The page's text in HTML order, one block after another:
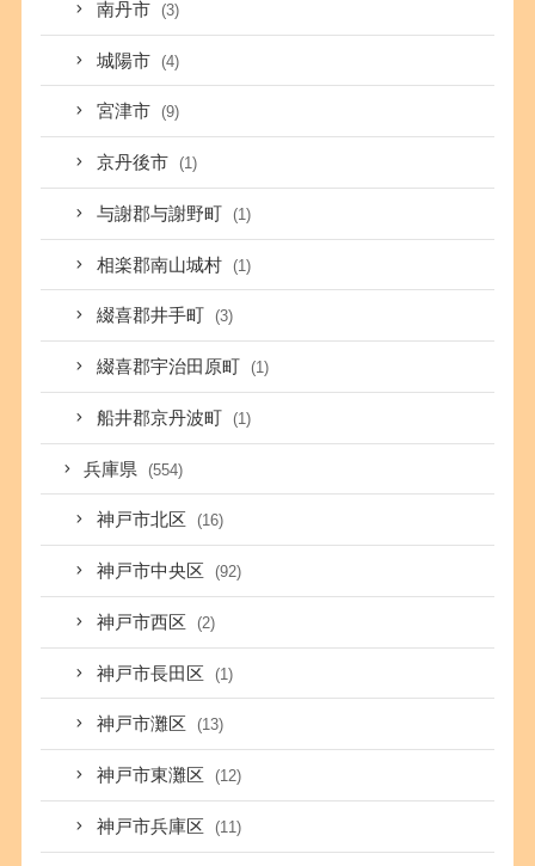
南丹市 (3)
城陽市 (4)
宮津市 (9)
京丹後市 (1)
与謝郡与謝野町 (1)
相楽郡南山城村 (1)
綴喜郡井手町 (3)
綴喜郡宇治田原町 (1)
船井郡京丹波町 (1)
兵庫県 (554)
神戸市北区 (16)
神戸市中央区 (92)
神戸市西区 (2)
神戸市長田区 (1)
神戸市灘区 (13)
神戸市東灘区 (12)
神戸市兵庫区 (11)